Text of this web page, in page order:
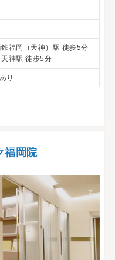
福岡（天神）駅 徒歩5分
神駅 徒歩5分
り
福岡院